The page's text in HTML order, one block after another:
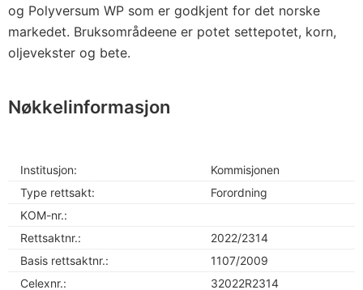
og Polyversum WP som er godkjent for det norske
markedet. Bruksområdeene er potet settepotet, korn,
oljevekster og bete.
Nøkkelinformasjon
Institusjon:
Kommisjonen
Type rettsakt:
Forordning
KOM-nr.:
Rettsaktnr.:
2022/2314
Basis rettsaktnr.:
1107/2009
Celexnr.:
32022R2314